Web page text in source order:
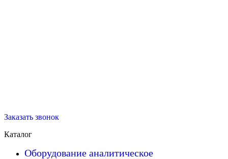
Заказать звонок
Каталог
Оборудование аналитическое